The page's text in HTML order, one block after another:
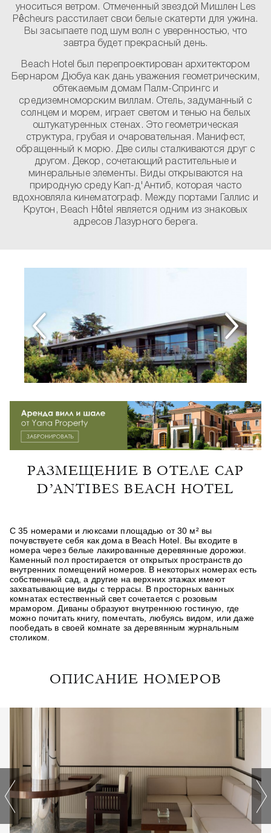
уноситься ветром. Отмеченный звездой Мишлен Les
Pêcheurs расстилает свои белые скатерти для ужина.
Вы засыпаете под шум волн с уверенностью, что
завтра будет прекрасный день.
Beach Hotel был перепроектирован архитектором
Бернаром Дюбуа как дань уважения геометрическим,
обтекаемым домам Палм-Спрингс и
средиземноморским виллам. Отель, задуманный с
солнцем и морем, играет светом и тенью на белых
оштукатуренных стенах. Это геометрическая
структура, грубая и очаровательная. Манифест,
обращенный к морю. Две силы сталкиваются друг с
другом. Декор, сочетающий растительные и
минеральные элементы. Виды открываются на
природную среду Кап-д'Антиб, которая часто
вдохновляла кинематограф. Между портами Галлис и
Крутон, Beach Hôtel является одним из знаковых
адресов Лазурного берега.
РАЗМЕЩЕНИЕ В ОТЕЛЕ CAP
D’ANTIBES BEACH HOTEL
С 35 номерами и люксами площадью от 30 м² вы
почувствуете себя как дома в Beach Hotel. Вы входите в
номера через белые лакированные деревянные дорожки.
Каменный пол простирается от открытых пространств до
внутренних помещений номеров. В некоторых номерах есть
собственный сад, а другие на верхних этажах имеют
захватывающие виды с террасы. В просторных ванных
комнатах естественный свет сочетается с розовым
мрамором. Диваны образуют внутреннюю гостиную, где
можно почитать книгу, помечтать, любуясь видом, или даже
пообедать в своей комнате за деревянным журнальным
столиком.
ОПИСАНИЕ НОМЕРОВ